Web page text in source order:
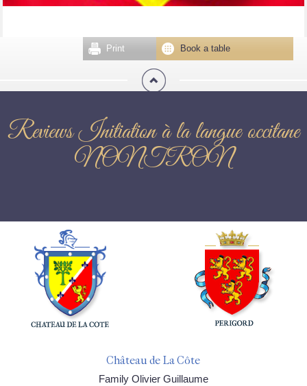
Book a table
Print
Reviews Initiation à la langue occitane
NONTRON
Château de La Côte
Family Olivier Guillaume